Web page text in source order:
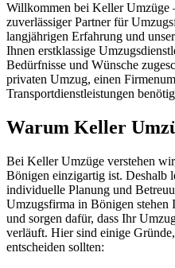
Willkommen bei Keller Umzüge
zuverlässiger Partner für
langjährigen Erfahrung und
Ihnen erstklassige
Bedürfnisse und Wünsche
privaten Umzug, einen
Transportdienstleistungen
Warum Keller
Bei Keller Umzüge verstehen
Bönigen einzigartig ist. Deshalb
individuelle Planung und
Umzugsfirma in Bönigen stehen
und sorgen dafür, dass Ihr
verläuft. Hier sind einige
entscheiden sollten: